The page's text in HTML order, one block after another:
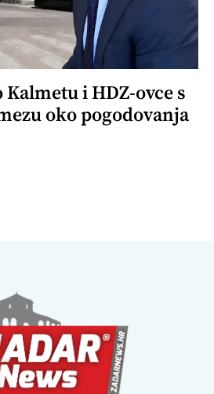
i HDZ-ovce s
oko pogodovanja